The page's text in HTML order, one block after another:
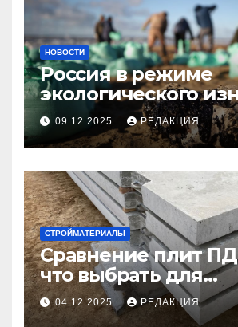
НОВОСТИ
Россия в режиме
экологического
09.12.2025 РЕДАКЦИЯ
СТРОЙМАТЕРИАЛЫ
Сравнение плит
что выбрать для
долговечного и
покрытия
04.12.2025 РЕДАКЦИЯ